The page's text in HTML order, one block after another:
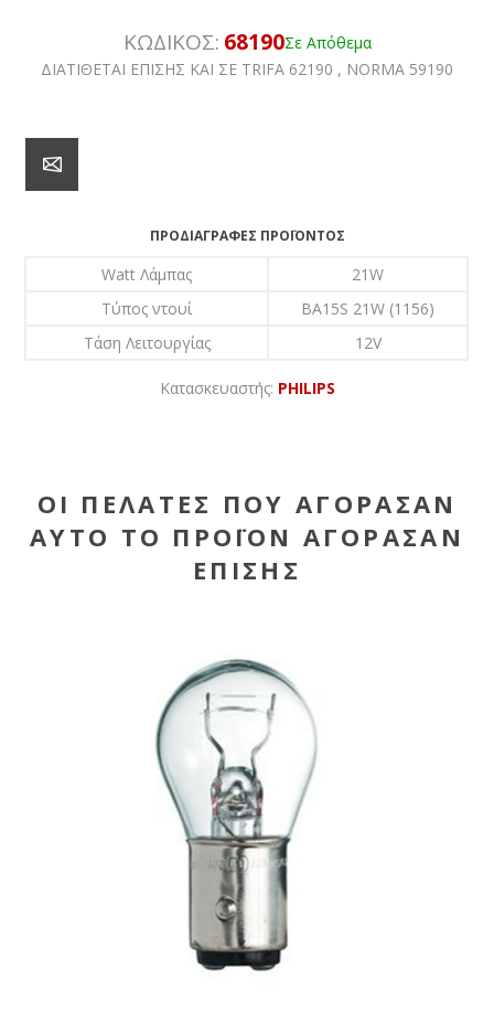
ΚΩΔΙΚΟΣ: 68190Σε Απόθεμα
ΔΙΑΤΙΘΕΤΑΙ ΕΠΙΣΗΣ ΚΑΙ ΣΕ TRIFA 62190 , NORMA 59190
ΠΡΟΔΙΑΓΡΑΦΈΣ ΠΡΟΪΌΝΤΟΣ
Watt Λάμπας
21W
Τύπος ντουί
BA15S 21W (1156)
Τάση Λειτουργίας
12V
Κατασκευαστής: PHILIPS
ΟΙ ΠΕΛΆΤΕΣ ΠΟΥ ΑΓΌΡΑΣΑΝ
ΑΥΤΌ ΤΟ ΠΡΟΪΌΝ ΑΓΌΡΑΣΑΝ
ΕΠΊΣΗΣ